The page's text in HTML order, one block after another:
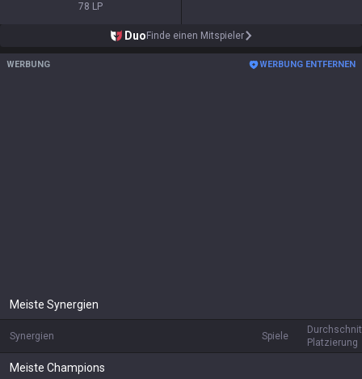
78 LP
Duo Finde einen Mitspieler
WERBUNG WERBUNG ENTFERNEN
Meiste Synergien
Synergien Spiele
Platzierung
Meiste Champions